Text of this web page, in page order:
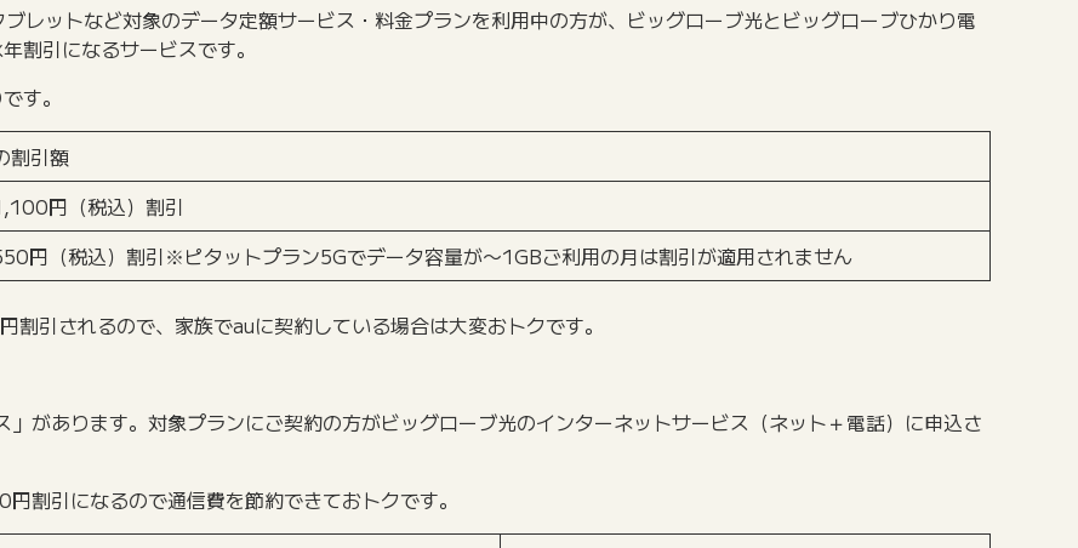
レットなど対象のデータ定額サービス・料金プランを利用中の方が、ビッグローブ光とビッグローブひかり電
割引になるサービスです。
す。
割引額
円（税込）割引
円（税込）割引※ピタットプラン5Gでデータ容量が〜1GBご利用の月は割引が適用されません
引されるので、家族でauに契約している場合は大変おトクです。
があります。対象プランにご契約の方がビッグローブ光のインターネットサービス（ネット＋電話）に申込さ
割引になるので通信費を節約できておトクです。